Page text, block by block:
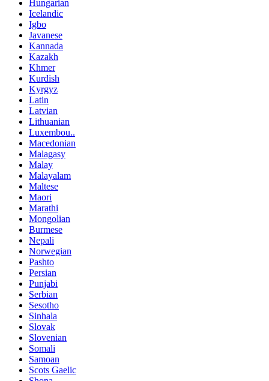
Hungarian
Icelandic
Igbo
Javanese
Kannada
Kazakh
Khmer
Kurdish
Kyrgyz
Latin
Latvian
Lithuanian
Luxembou..
Macedonian
Malagasy
Malay
Malayalam
Maltese
Maori
Marathi
Mongolian
Burmese
Nepali
Norwegian
Pashto
Persian
Punjabi
Serbian
Sesotho
Sinhala
Slovak
Slovenian
Somali
Samoan
Scots Gaelic